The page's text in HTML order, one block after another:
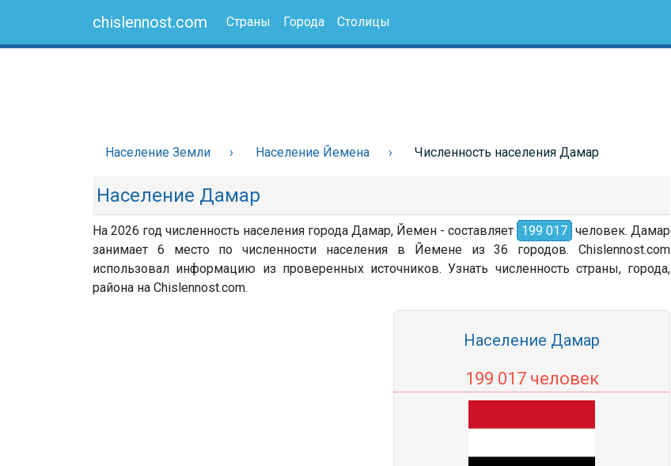
chislennost.com Страны Города Столицы
Население Земли Население Йемена Численность населения Дамар
Население Дамар
На 2026 год численность населения города Дамар, Йемен - составляет 199 017 человек. Дамар
занимает 6 место по численности населения в Йемене из 36 городов. Chislennost.com
использовал информацию из проверенных источников. Узнать численность страны, города,
района на Chislennost.com.
Население Дамар
199 017 человек